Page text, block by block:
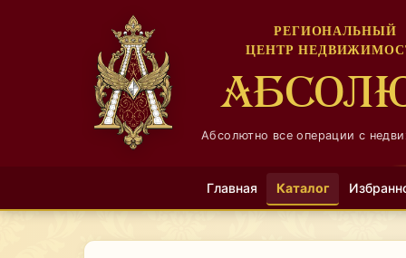
РЕГИОНАЛЬНЫЙ
ЦЕНТР
Абсолютно все операции с
Главная Каталог